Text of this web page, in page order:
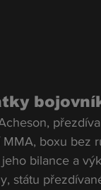
boxu bez
jeho bilance a
státu